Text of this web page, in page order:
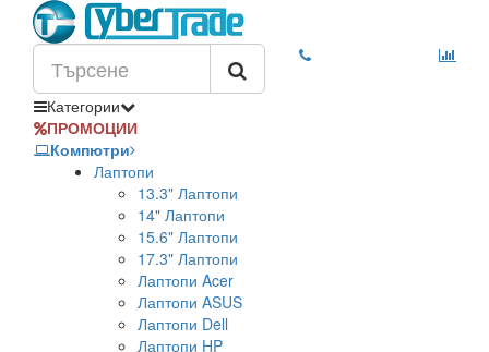
Категории
ПРОМОЦИИ
Компютри
Лаптопи
13.3" Лаптопи
14" Лаптопи
15.6" Лаптопи
17.3" Лаптопи
Лаптопи Acer
Лаптопи ASUS
Лаптопи Dell
Лаптопи HP